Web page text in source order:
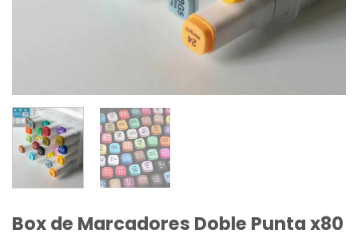
Box de Marcadores Doble Punta x80